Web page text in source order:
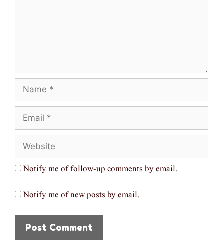
Notify me of follow-up comments by email.
Notify me of new posts by email.